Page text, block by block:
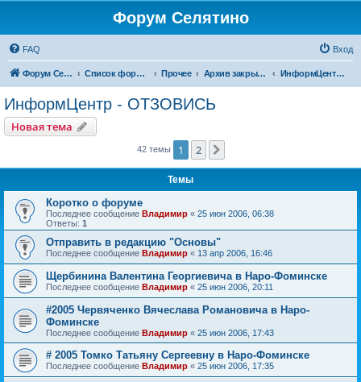
Форум Селятино
FAQ Вход
Форум Селятино Список форумов Прочее Архив закрытых тем ИнформЦентр - ОТЗОВИСЬ
ИнформЦентр - ОТЗОВИСЬ
Новая тема
42 темы 1 2
Темы
Коротко о форуме
Последнее сообщение Владимир « 25 июн 2006, 06:38
Ответы: 1
Отправить в редакцию "Основы"
Последнее сообщение Владимир « 13 апр 2006, 16:46
Щербинина Валентина Георгиевича в Наро-Фоминске
Последнее сообщение Владимир « 25 июн 2006, 20:11
#2005 Червяченко Вячеслава Романовича в Наро-
Фоминске
Последнее сообщение Владимир « 25 июн 2006, 17:43
# 2005 Томко Татьяну Сергеевну в Наро-Фоминске
Последнее сообщение Владимир « 25 июн 2006, 17:35